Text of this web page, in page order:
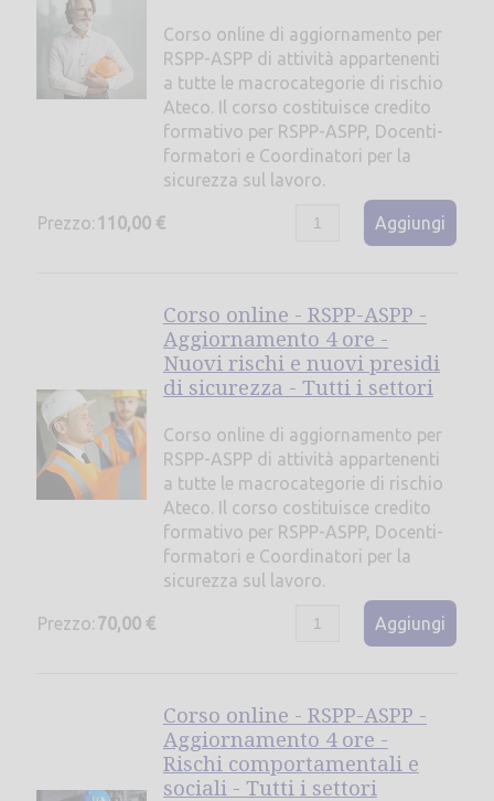
Corso online di aggiornamento per
RSPP-ASPP di attività appartenenti
a tutte le macrocategorie di rischio
Ateco. Il corso costituisce credito
formativo per RSPP-ASPP, Docenti-
formatori e Coordinatori per la
sicurezza sul lavoro.
Prezzo: 110,00 € Aggiungi
Corso online - RSPP-ASPP -
Aggiornamento 4 ore -
Nuovi rischi e nuovi presidi
di sicurezza - Tutti i settori
Corso online di aggiornamento per
RSPP-ASPP di attività appartenenti
a tutte le macrocategorie di rischio
Ateco. Il corso costituisce credito
formativo per RSPP-ASPP, Docenti-
formatori e Coordinatori per la
sicurezza sul lavoro.
Prezzo: 70,00 € Aggiungi
Corso online - RSPP-ASPP -
Aggiornamento 4 ore -
Rischi comportamentali e
sociali - Tutti i settori